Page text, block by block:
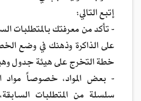
إتبع التالي:
- تأكد من معرفتك بالمتطلبات
على الذاكرة وذهنك في وضع
خطة التخرج على هيئة جدول
- بعض المواد، خصوصاً مواد